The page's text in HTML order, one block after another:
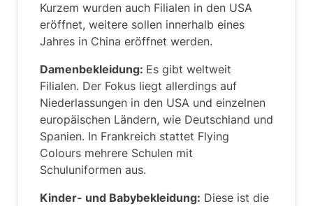
Kurzem wurden auch Filialen in den USA
eröffnet, weitere sollen innerhalb eines
Jahres in China eröffnet werden.
Damenbekleidung: Es gibt weltweit
Filialen. Der Fokus liegt allerdings auf
Niederlassungen in den USA und einzelnen
europäischen Ländern, wie Deutschland und
Spanien. In Frankreich stattet Flying
Colours mehrere Schulen mit
Schuluniformen aus.
Kinder- und Babybekleidung: Diese ist die